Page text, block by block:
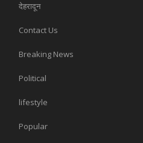
देहरादून
Contact Us
Breaking News
Political
lifestyle
Popular